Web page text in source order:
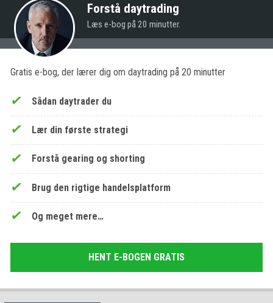
Forstå daytrading
Læs e-bog på 20 minutter.
Gratis e-bog, der lærer dig om daytrading på 20 minutter
Sådan daytrader du
Lær din første strategi
Forstå gearing og shorting
Brug den rigtige handelsplatform
Og meget mere…
HENT E-BOGEN GRATIS